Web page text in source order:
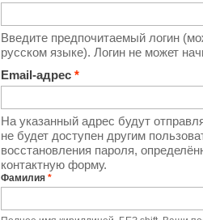
Введите предпочитаемый логин
русском языке). Логин не может
Email-адрес *
На указанный адрес будут
не будет доступен другим
восстановления пароля,
контактную форму.
Фамилия *